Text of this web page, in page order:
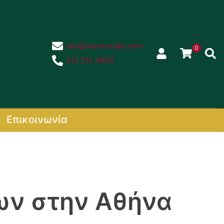
deli@vlachosdeli.com
215 215 4809
0
Επικοινωνία
στην Αθήνα